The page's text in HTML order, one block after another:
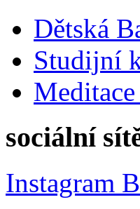
Dětská
Studijní
sociální
Instagram